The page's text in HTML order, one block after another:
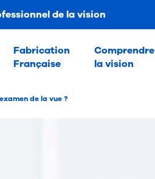
de la vision
Fabrication
Française
Comprendre
la vision
de la vue ?